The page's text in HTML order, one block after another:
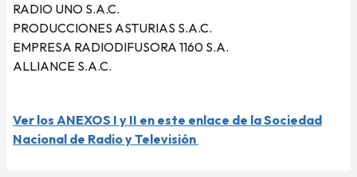
RADIO UNO S.A.C.
PRODUCCIONES ASTURIAS S.A.C.
EMPRESA RADIODIFUSORA 1160 S.A.
ALLIANCE S.A.C.
Ver los ANEXOS I y II en este enlace de la Sociedad
Nacional de Radio y Televisión